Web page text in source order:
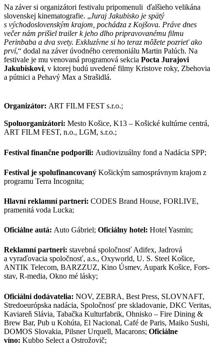
Na záver si organizátori festivalu pripomenuli ďalšieho velikána
slovenskej kinematografie. „Juraj Jakubisko je spätý
s východoslovenským krajom, pochádza z Kojšova. Práve dnes
večer nám prišiel trailer k jeho dlho pripravovanému filmu
Perinbaba a dva svety. Exkluzívne si ho teraz môžete pozrieť ako
prví,“ dodal na záver úvodného ceremoniálu Martin Palúch. Na
festivale je mu venovaná programová sekcia Pocta Jurajovi
Jakubiskovi, v ktorej budú uvedené filmy Kristove roky, Zbehovia
a pútnici a Pehavý Max a Strašidlá.
Organizátor: ART FILM FEST s.r.o.;
Spoluorganizátori: Mesto Košice, K13 – Košické kultúrne centrá,
ART FILM FEST, n.o., LGM, s.r.o.;
Festival finančne podporili: Audiovizuálny fond a Nadácia SPP;
Festival je spolufinancovaný Košickým samosprávnym krajom z
programu Terra Incognita;
Hlavní reklamní partneri: CODES Brand House, FORLIVE,
pramenitá voda Lucka;
Oficiálne autá: Auto Gábriel; Oficiálny hotel: Hotel Yasmin;
Reklamní partneri: stavebná spoločnosť Adifex, Jadrová
a vyraďovacia spoločnosť, a.s., Oxyworld, U. S. Steel Košice,
ANTIK Telecom, BARZZUZ, Kino Úsmev, Aupark Košice, Fors-
stav, R-media, Okno mé lásky;
Oficiálni dodávatelia: NOV, ZEBRA, Best Press, SLOVNAFT,
Stredoeurópska nadácia, Spoločnosť pre skladovanie, DKC Veritas,
Kaviareň Slávia, Tabačka Kulturfabrik, Ohnisko – Fire Dining &
Brew Bar, Pub u Kohúta, El Nacional, Café de Paris, Maiko Sushi,
DOMOS Slovakia, Pilsner Urquell, Macarons; Oficiálne
víno: Kubbo Select a Ostrožovič;